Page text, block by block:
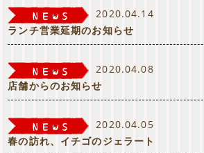
2020.04.14
ランチ営業延期のお知らせ
2020.04.08
店舗からのお知らせ
2020.04.05
春の訪れ、イチゴのジェラート